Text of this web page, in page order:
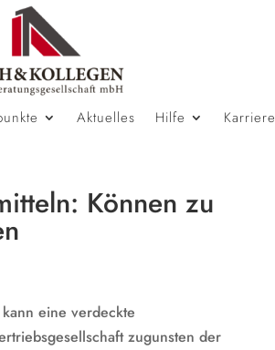
Aktuelles Hilfe Karriere
Können zu
eine verdeckte
zugunsten der